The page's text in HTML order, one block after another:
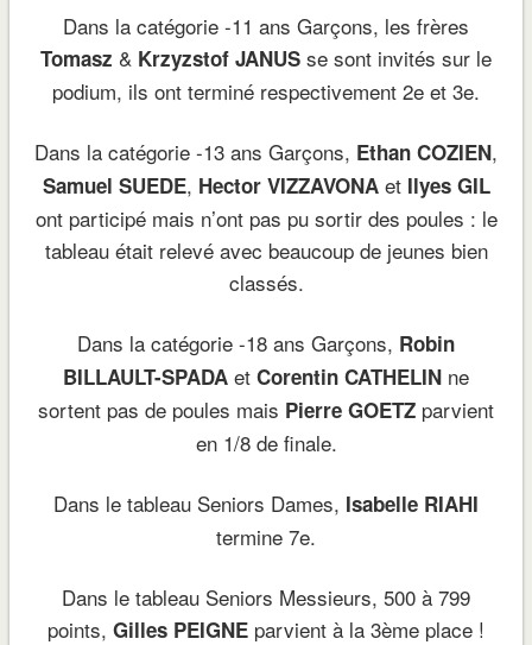
Dans la catégorie -11 ans Garçons, les frères
Tomasz & Krzyzstof JANUS se sont invités sur le
podium, ils ont terminé respectivement 2e et 3e.
Dans la catégorie -13 ans Garçons, Ethan COZIEN,
Samuel SUEDE, Hector VIZZAVONAet Ilyes GIL
ont participé mais n’ont pas pu sortir des poules : le
tableau était relevé avec beaucoup de jeunes bien
classés.
Dans la catégorie -18 ans Garçons, Robin
BILLAULT-SPADA et Corentin CATHELIN ne
sortent pas de poules mais Pierre GOETZ parvient
en 1/8 de finale.
Dans le tableau Seniors Dames, Isabelle RIAHI
termine 7e.
Dans le tableau Seniors Messieurs, 500 à 799
points, Gilles PEIGNE parvient à la 3ème place !